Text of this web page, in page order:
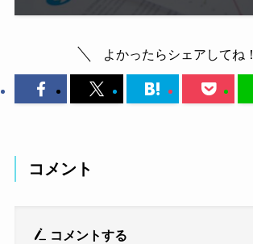
よかったらシェアしてね！
コメント
コメントする